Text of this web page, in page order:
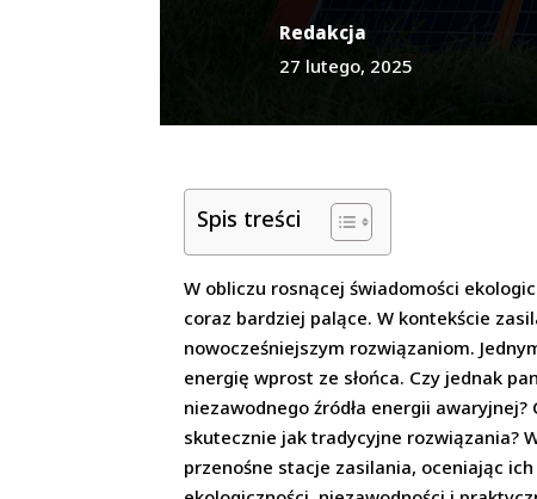
Redakcja
27 lutego, 2025
Spis treści
W obliczu rosnącej świadomości
coraz bardziej palące. W kontekście
nowocześniejszym rozwiązaniom.
energię wprost ze słońca. Czy jednak
niezawodnego źródła energii
skutecznie jak tradycyjne rozwiązania?
przenośne stacje zasilania, oceniając